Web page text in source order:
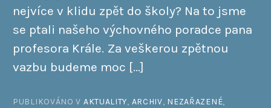
nejvíce v klidu zpět do školy? Na to jsme
se ptali našeho výchovného poradce pana
profesora Krále. Za veškerou zpětnou
vazbu budeme moc […]
PUBLIKOVÁNO V AKTUALITY, ARCHIV, NEZAŘAZENÉ,